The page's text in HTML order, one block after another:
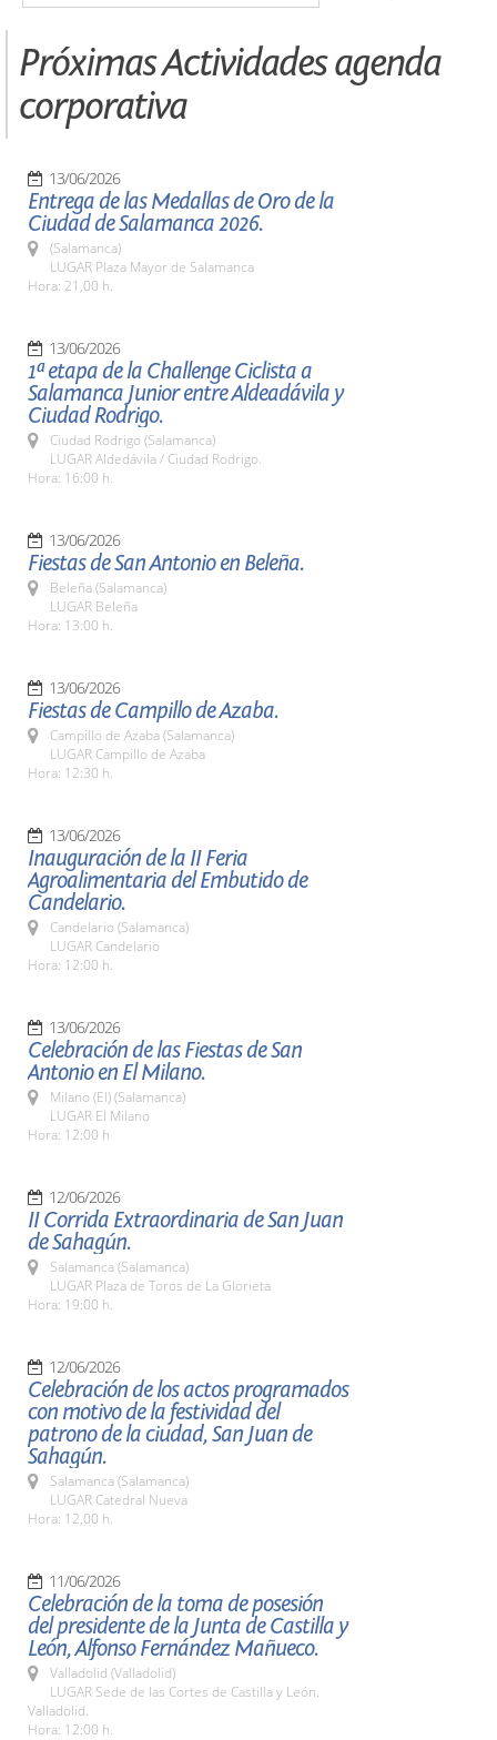
Próximas Actividades agenda
corporativa
13/06/2026
Entrega de las Medallas de Oro de la
Ciudad de Salamanca 2026.
(Salamanca)
LUGAR Plaza Mayor de Salamanca
Hora: 21,00 h.
13/06/2026
1ª etapa de la Challenge Ciclista a
Salamanca Junior entre Aldeadávila y
Ciudad Rodrigo.
Ciudad Rodrigo (Salamanca)
LUGAR Aldedávila / Ciudad Rodrigo.
Hora: 16:00 h.
13/06/2026
Fiestas de San Antonio en Beleña.
Beleña (Salamanca)
LUGAR Beleña
Hora: 13:00 h.
13/06/2026
Fiestas de Campillo de Azaba.
Campillo de Azaba (Salamanca)
LUGAR Campillo de Azaba
Hora: 12:30 h.
13/06/2026
Inauguración de la II Feria
Agroalimentaria del Embutido de
Candelario.
Candelario (Salamanca)
LUGAR Candelario
Hora: 12:00 h.
13/06/2026
Celebración de las Fiestas de San
Antonio en El Milano.
Milano (El) (Salamanca)
LUGAR El Milano
Hora: 12:00 h
12/06/2026
II Corrida Extraordinaria de San Juan
de Sahagún.
Salamanca (Salamanca)
LUGAR Plaza de Toros de La Glorieta
Hora: 19:00 h.
12/06/2026
Celebración de los actos programados
con motivo de la festividad del
patrono de la ciudad, San Juan de
Sahagún.
Salamanca (Salamanca)
LUGAR Catedral Nueva
Hora: 12,00 h.
11/06/2026
Celebración de la toma de posesión
del presidente de la Junta de Castilla y
León, Alfonso Fernández Mañueco.
Valladolid (Valladolid)
LUGAR Sede de las Cortes de Castilla y León.
Valladolid.
Hora: 12:00 h.